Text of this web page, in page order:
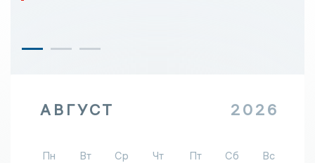
АВГУСТ 2026
Пн Вт Ср Чт Пт Сб
Вс